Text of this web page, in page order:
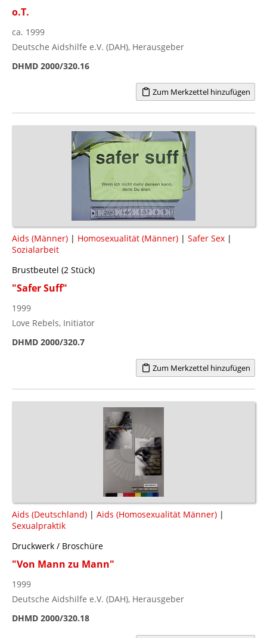
o.T.
ca. 1999
Deutsche Aidshilfe e.V. (DAH), Herausgeber
DHMD 2000/320.16
Zum Merkzettel hinzufügen
Aids (Männer) | Homosexualität (Männer) | Safer Sex |
Sozialarbeit
Brustbeutel (2 Stück)
"Safer Suff"
1999
Love Rebels, Initiator
DHMD 2000/320.7
Zum Merkzettel hinzufügen
Aids (Deutschland) | Aids (Homosexualität Männer) |
Sexualpraktik
Druckwerk / Broschüre
"Von Mann zu Mann"
1999
Deutsche Aidshilfe e.V. (DAH), Herausgeber
DHMD 2000/320.18